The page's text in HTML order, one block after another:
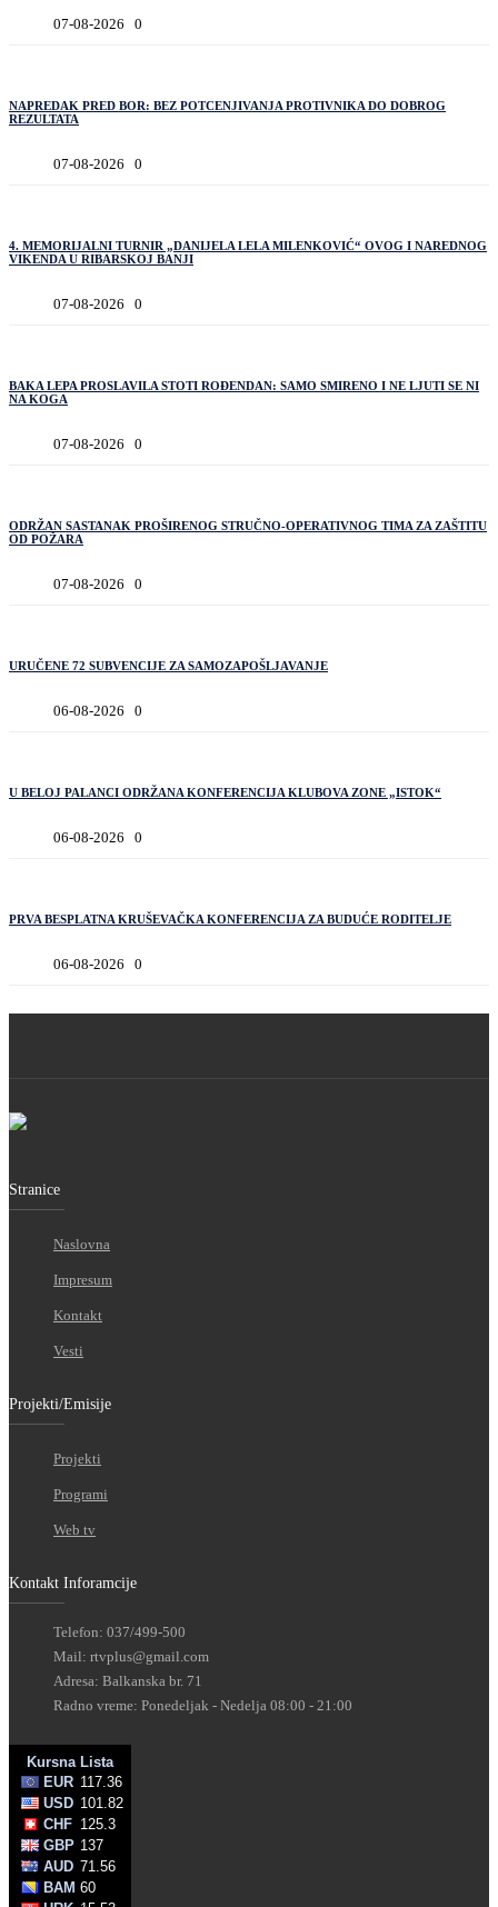
07-08-2026 0
NAPREDAK PRED BOR: BEZ POTCENJIVANJA PROTIVNIKA DO DOBROG
REZULTATA
07-08-2026 0
4. MEMORIJALNI TURNIR „DANIJELA LELA MILENKOVIĆ“ OVOG I NAREDNOG
VIKENDA U RIBARSKOJ BANJI
07-08-2026 0
BAKA LEPA PROSLAVILA STOTI ROĐENDAN: SAMO SMIRENO I NE LJUTI SE NI
NA KOGA
07-08-2026 0
ODRŽAN SASTANAK PROŠIRENOG STRUČNO-OPERATIVNOG TIMA ZA ZAŠTITU
OD POŽARA
07-08-2026 0
URUČENE 72 SUBVENCIJE ZA SAMOZAPOŠLJAVANJE
06-08-2026 0
U BELOJ PALANCI ODRŽANA KONFERENCIJA KLUBOVA ZONE „ISTOK“
06-08-2026 0
PRVA BESPLATNA KRUŠEVAČKA KONFERENCIJA ZA BUDUĆE RODITELJE
06-08-2026 0
Stranice
Naslovna
Impresum
Kontakt
Vesti
Projekti/Emisije
Projekti
Programi
Web tv
Kontakt Inforamcije
Telefon: 037/499-500
Mail: rtvplus@gmail.com
Adresa: Balkanska br. 71
Radno vreme: Ponedeljak - Nedelja 08:00 - 21:00